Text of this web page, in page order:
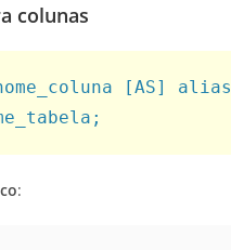
colunas
nome_coluna [AS]
: